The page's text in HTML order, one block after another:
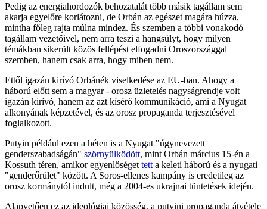
Pedig az energiahordozók behozatalát több másik tagállam sem
akarja egyelőre korlátozni, de Orbán az egészet magára húzza,
mintha főleg rajta múlna mindez. És szemben a többi vonakodó
tagállam vezetőivel, nem arra teszi a hangsúlyt, hogy milyen
témákban sikerült közös fellépést elfogadni Oroszországgal
szemben, hanem csak arra, hogy miben nem.
Ettől igazán kirívó Orbánék viselkedése az EU-ban. Ahogy a
háború előtt sem a magyar - orosz üzletelés nagyságrendje volt
igazán kirívó, hanem az azt kísérő kommunikáció, ami a Nyugat
alkonyának képzetével, és az orosz propaganda terjesztésével
foglalkozott.
Putyin például ezen a héten is a Nyugat "úgynevezett
genderszabadságán" szörnyülködött, mint Orbán március 15-én a
Kossuth téren, amikor egyenlőséget tett a keleti háború és a nyugati
"genderőrület" között. A Soros-ellenes kampány is eredetileg az
orosz kormánytól indult, még a 2004-es ukrajnai tüntetések idején.
Alapvetően ez az ideológiai közösség, a putyini propaganda átvétele